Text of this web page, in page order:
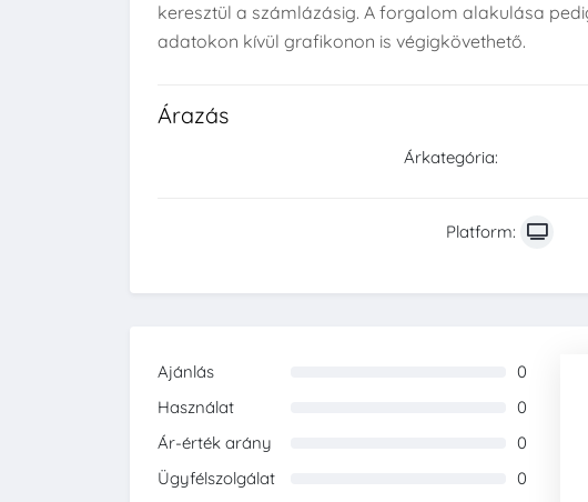
keresztül a számlázásig. A forgalom alakulása
adatokon kívül grafikonon is végigkövethető.
Árazás
Árkategória:
Platform:
Ajánlás
0
Használat
0
Ár-érték arány
0
Ügyfélszolgálat
0